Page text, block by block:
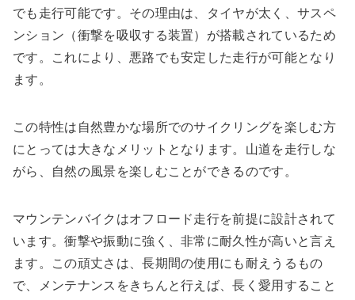
でも走行可能です。その理由は、タイヤが太く、サスペ
ンション（衝撃を吸収する装置）が搭載されているため
です。これにより、悪路でも安定した走行が可能となり
ます。
この特性は自然豊かな場所でのサイクリングを楽しむ方
にとっては大きなメリットとなります。山道を走行しな
がら、自然の風景を楽しむことができるのです。
マウンテンバイクはオフロード走行を前提に設計されて
います。衝撃や振動に強く、非常に耐久性が高いと言え
ます。この頑丈さは、長期間の使用にも耐えうるもの
で、メンテナンスをきちんと行えば、長く愛用すること